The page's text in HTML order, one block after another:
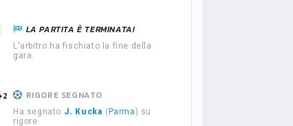
LA PARTITA È TERMINATA!
L'arbitro ha fischiato la fine della
gara.
RIGORE SEGNATO
Ha segnato J. Kucka ( Parma) su
rigore